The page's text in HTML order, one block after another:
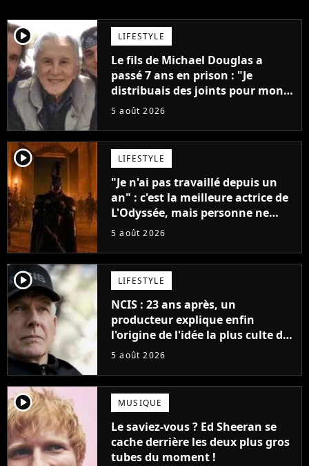
player2 LIFESTYLE
Le fils de Michael Douglas a
passé 7 ans en prison : "Je
distribuais des joints pour mon
père"
5 août 2026
player2 LIFESTYLE
"Je n'ai pas travaillé depuis un
an" : c'est la meilleure actrice de
L'Odyssée, mais personne ne
veut lui donner de rôle au
5 août 2026
player2 LIFESTYLE
NCIS : 23 ans après, un
producteur explique enfin
l'origine de l'idée la plus culte de
la série (et on ne parle pas du
5 août 2026
player2 MUSIQUE
Le saviez-vous ? Ed Sheeran se
cache derrière les deux plus gros
tubes du moment !